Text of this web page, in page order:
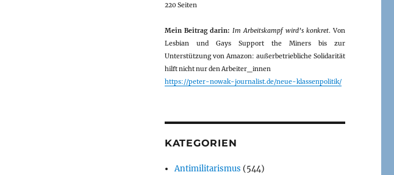
220 Seiten
Mein Beitrag darin: Im Arbeitskampf wird’s konkret. Von
Lesbian und Gays Support the Miners bis zur
Unterstützung von Amazon: außerbetriebliche Solidarität
hilft nicht nur den Arbeiter_innen
https://peter-nowak-journalist.de/neue-klassenpolitik/
KATEGORIEN
Antimilitarismus (544)